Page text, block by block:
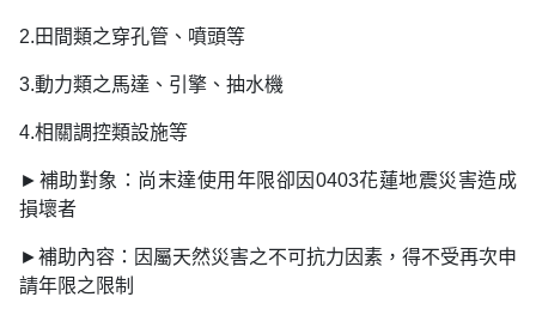
2.田間類之穿孔管、噴頭等
3.動力類之馬達、引擎、抽水機
4.相關調控類設施等
►補助對象：尚末達使用年限卻因0403花蓮地震災害造成
損壞者
►補助內容：因屬天然災害之不可抗力因素，得不受再次申
請年限之限制